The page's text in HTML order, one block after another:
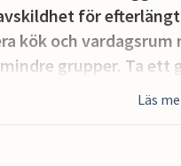
för
kök och
grupper. Ta ett
eller njut av den
Läs